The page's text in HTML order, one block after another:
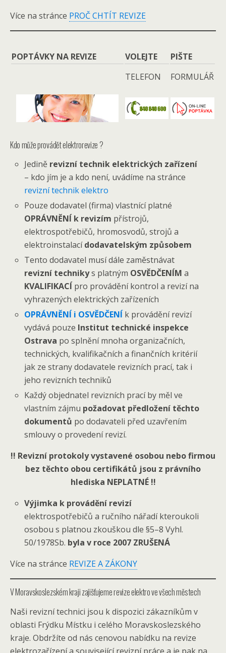
Více na stránce PROČ CHTÍT REVIZE
POPTÁVKY NA REVIZE VOLEJTE
PIŠTE
TELEFON
FORMULÁŘ
Kdo může provádět elektrorevize ?
Jedině revizní technik elektrických zařízení
– kdo jím je a kdo není, uvádíme na stránce
revizní technik elektro
Pouze dodavatel (firma) vlastnící platné
OPRÁVNĚNÍ k revizím přístrojů,
elektrospotřebičů, hromosvodů, strojů a
elektroinstalacídodavatelským způsobem
Tento dodavatel musí dále zaměstnávat
revizní technikys platným OSVĚDČENÍM a
KVALIFIKACÍ pro provádění kontrol a revizí na
vyhrazených elektrických zařízeních
OPRÁVNĚNÍ i OSVĚDČENÍ k provádění revizí
vydává pouze Institut technické inspekce
Ostrava po splnění mnoha organizačních,
technických, kvalifikačních a finančních kritérií
jak ze strany dodavatele revizních prací, tak i
jeho revizních techniků
Každý objednatel revizních prací by měl ve
vlastním zájmu požadovat předložení těchto
dokumentů po dodavateli před uzavřením
smlouvy o provedení revizí.
!! Revizní protokoly vystavené osobou nebo firmou
bez těchto obou certifikátů jsou z právního
hlediska NEPLATNÉ !!
Výjimka k provádění revizí
elektrospotřebičů a ručního nářadí kteroukoli
osobou s platnou zkouškou dle §5–8 Vyhl.
50/1978Sb. byla v roce 2007 ZRUŠENÁ
Více na stránce REVIZE A ZÁKONY
V Moravskoslezském kraji zajišťujeme revize elektro ve všech městech
Naši revizní technici jsou k dispozici zákazníkům v
oblasti Frýdku Místku i celého Moravskoslezského
kraje. Obdržíte od nás cenovou nabídku na revize